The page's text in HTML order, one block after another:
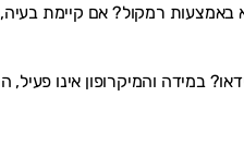
באמצעות רמקול? אם קיימת
במידה והמיקרופון אינו